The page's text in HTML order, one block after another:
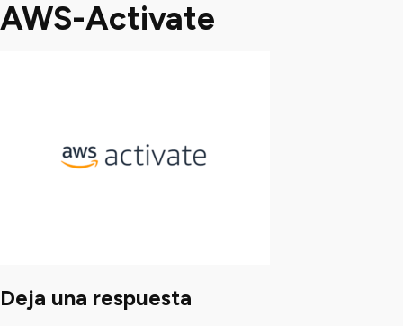
AWS-Activate
Deja una respuesta